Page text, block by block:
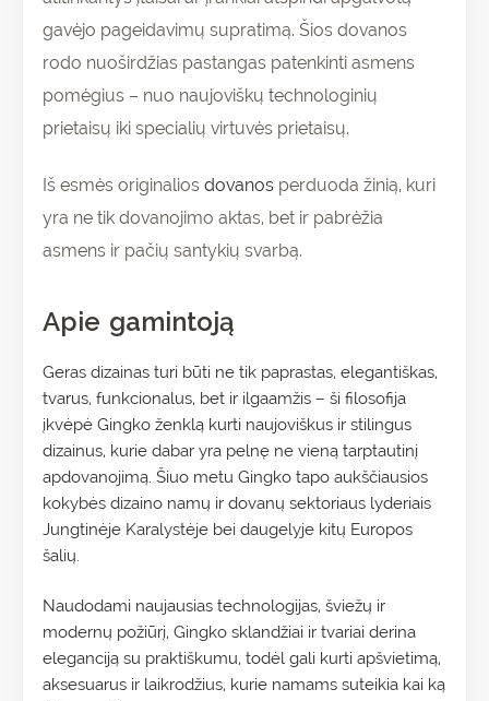
gavėjo pageidavimų supratimą. Šios dovanos
rodo nuoširdžias pastangas patenkinti asmens
pomėgius – nuo naujoviškų technologinių
prietaisų iki specialių virtuvės prietaisų.
Iš esmės originalios dovanos perduoda žinią, kuri
yra ne tik dovanojimo aktas, bet ir pabrėžia
asmens ir pačių santykių svarbą.
Apie gamintoją
Geras dizainas turi būti ne tik paprastas, elegantiškas,
tvarus, funkcionalus, bet ir ilgaamžis – ši filosofija
įkvėpė Gingko ženklą kurti naujoviškus ir stilingus
dizainus, kurie dabar yra pelnę ne vieną tarptautinį
apdovanojimą. Šiuo metu Gingko tapo aukščiausios
kokybės dizaino namų ir dovanų sektoriaus lyderiais
Jungtinėje Karalystėje bei daugelyje kitų Europos
šalių.
Naudodami naujausias technologijas, šviežų ir
modernų požiūrį, Gingko sklandžiai ir tvariai derina
eleganciją su praktiškumu, todėl gali kurti apšvietimą,
aksesuarus ir laikrodžius, kurie namams suteikia kai ką